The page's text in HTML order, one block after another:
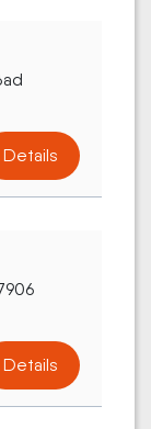
Details
Details